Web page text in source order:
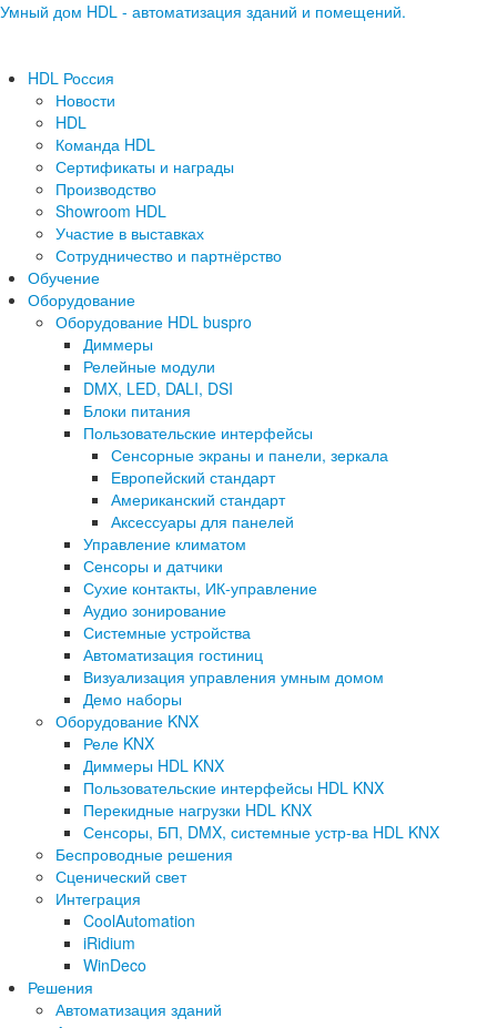
Умный дом HDL - автоматизация зданий и помещений.
HDL Россия
Новости
HDL
Команда HDL
Сертификаты и награды
Производство
Showroom HDL
Участие в выставках
Сотрудничество и партнёрство
Обучение
Оборудование
Оборудование HDL buspro
Диммеры
Релейные модули
DMX, LED, DALI, DSI
Блоки питания
Пользовательские интерфейсы
Сенсорные экраны и панели, зеркала
Европейский стандарт
Американский стандарт
Аксессуары для панелей
Управление климатом
Сенсоры и датчики
Сухие контакты, ИК-управление
Аудио зонирование
Системные устройства
Автоматизация гостиниц
Визуализация управления умным домом
Демо наборы
Оборудование KNX
Реле KNX
Диммеры HDL KNX
Пользовательские интерфейсы HDL KNX
Перекидные нагрузки HDL KNX
Сенсоры, БП, DMX, системные устр-ва HDL KNX
Беспроводные решения
Сценический свет
Интеграция
CoolAutomation
iRidium
WinDeco
Решения
Автоматизация зданий